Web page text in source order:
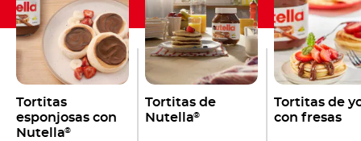
Tortitas
esponjosas con
Nutella®
Tortitas de
Nutella®
Tortitas de
con fresas